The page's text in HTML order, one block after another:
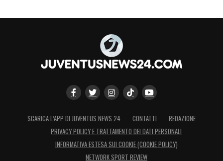
SCARICA L’APP DI JUVENTUS NEWS 24 CONTATTI
REDAZIONE
PRIVACY POLICY E TRATTAMENTO DEI DATI PERSONALI
INFORMATIVA ESTESA SUI COOKIE (COOKIE POLICY)
NETWORK SPORT REVIEW